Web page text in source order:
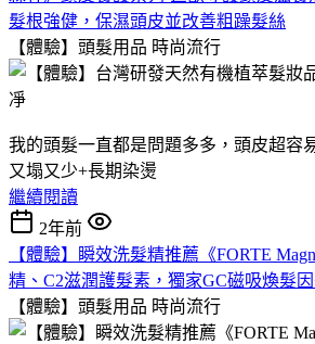
髮根強健，保濕頭皮並改善粗躁髮絲
【體驗】頭髮用品 時尚流行
我的頭髮一直都是問題多多，頭皮超容
又塌又少+長期染燙
繼續閱讀
2年前
【體驗】瞬效洗髮精推薦《FORTE
精、C2滋潤護髮素，獨家GC磁吸煥髮
【體驗】頭髮用品 時尚流行